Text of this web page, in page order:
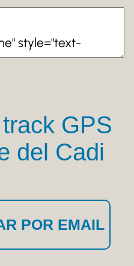
GPS
del Cadi
POR EMAIL